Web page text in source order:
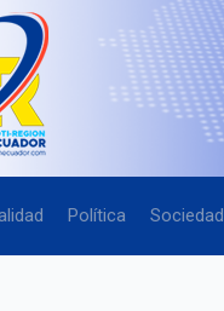
Política Sociedad